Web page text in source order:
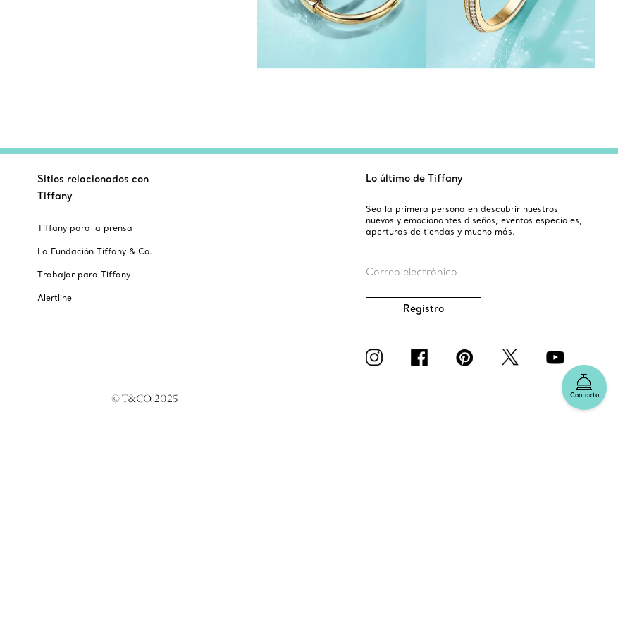
Contacto
Sitios relacionados con
Tiffany
Tiffany para la prensa
La Fundación Tiffany & Co.
Trabajar para Tiffany
Alertline
Lo último de Tiffany
Sea la primera persona en descubrir nuestros
nuevos y emocionantes diseños, eventos especiales,
aperturas de tiendas y mucho más.
Correo electrónico
Registro
© T&CO. 2025